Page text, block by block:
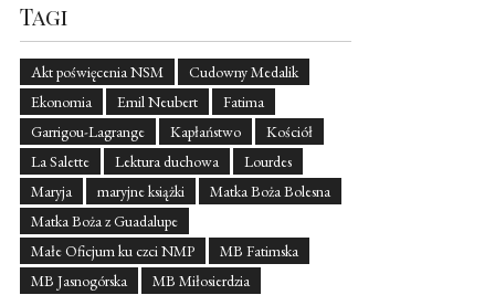
Tagi
Akt poświęcenia NSM
Cudowny Medalik
Ekonomia
Emil Neubert
Fatima
Garrigou-Lagrange
Kapłaństwo
Kościół
La Salette
Lektura duchowa
Lourdes
Maryja
maryjne książki
Matka Boża Bolesna
Matka Boża z Guadalupe
Małe Oficjum ku czci NMP
MB Fatimska
MB Jasnogórska
MB Miłosierdzia